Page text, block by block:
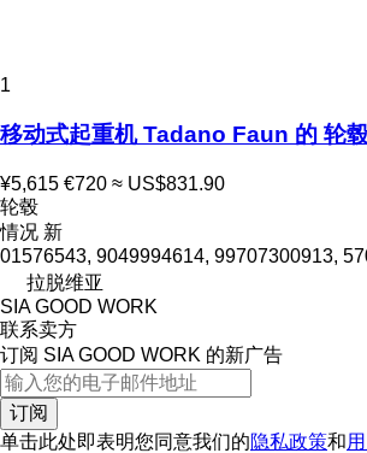
1
移动式起重机 Tadano Faun 的 轮
¥5,615 €720 ≈ US$831.90
轮毂
情况 新
01576543, 9049994614, 99707300913,
拉脱维亚
SIA GOOD WORK
联系卖方
订阅 SIA GOOD WORK 的新广告
订阅
单击此处即表明您同意我们的隐私政策和